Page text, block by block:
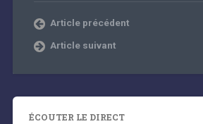
Article précédent
Article suivant
ÉCOUTER LE DIRECT